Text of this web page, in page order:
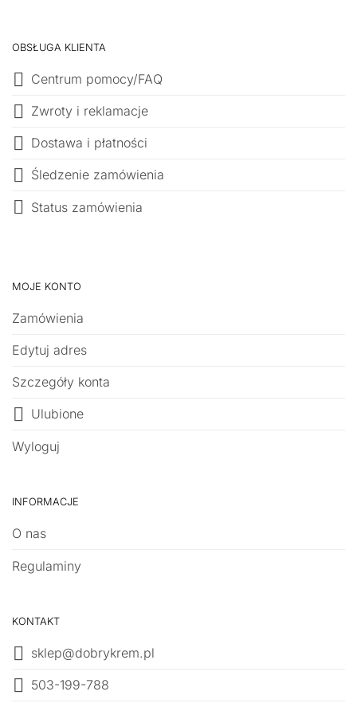
OBSŁUGA KLIENTA
Centrum pomocy/FAQ
Zwroty i reklamacje
Dostawa i płatności
Śledzenie zamówienia
Status zamówienia
MOJE KONTO
Zamówienia
Edytuj adres
Szczegóły konta
Ulubione
Wyloguj
INFORMACJE
O nas
Regulaminy
KONTAKT
sklep@dobrykrem.pl
503-199-788